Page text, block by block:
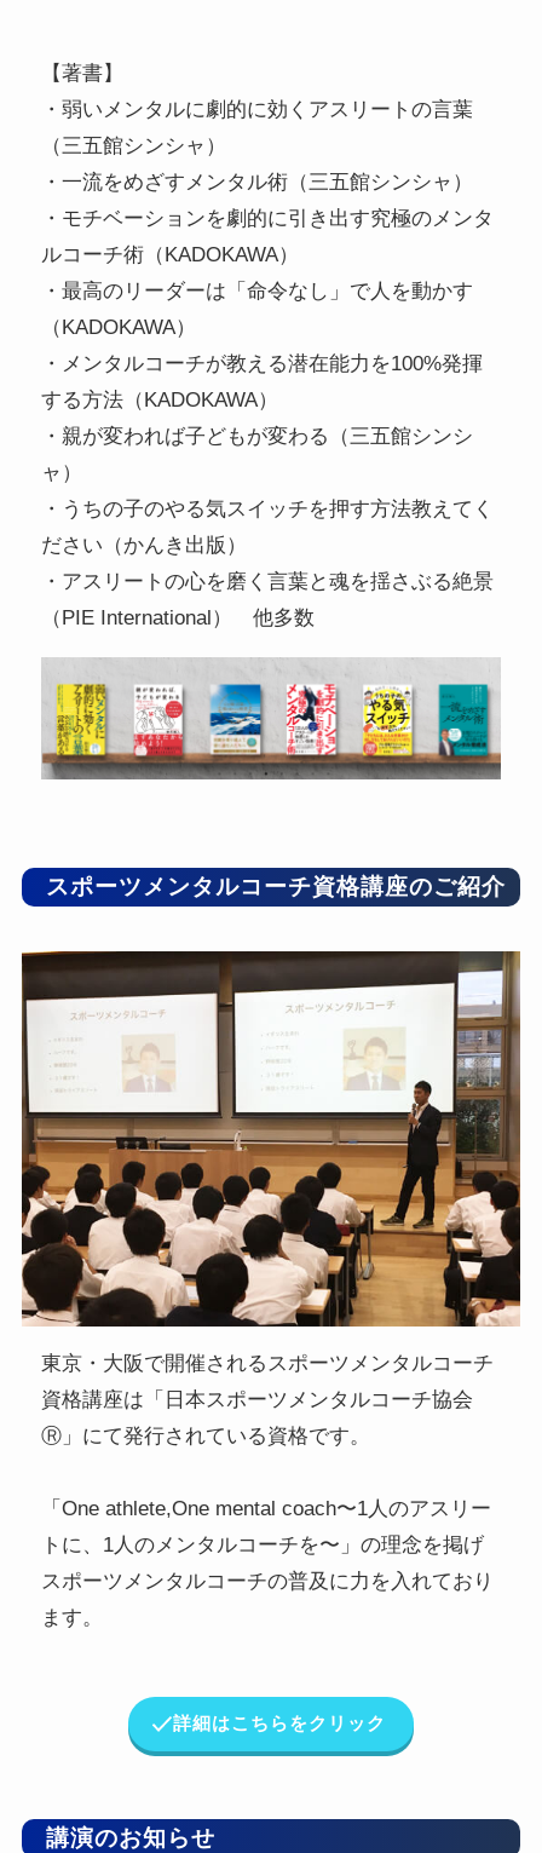
【著書】
・弱いメンタルに劇的に効くアスリートの言葉
（三五館シンシャ）
・一流をめざすメンタル術（三五館シンシャ）
・モチベーションを劇的に引き出す究極のメンタ
ルコーチ術（KADOKAWA）
・最高のリーダーは「命令なし」で人を動かす
（KADOKAWA）
・メンタルコーチが教える潜在能力を100%発揮
する方法（KADOKAWA）
・親が変われば子どもが変わる（三五館シンシ
ャ）
・うちの子のやる気スイッチを押す方法教えてく
ださい（かんき出版）
・アスリートの心を磨く言葉と魂を揺さぶる絶景
（PIE International） 他多数
スポーツメンタルコーチ資格講座のご紹介
東京・大阪で開催されるスポーツメンタルコーチ
資格講座は「日本スポーツメンタルコーチ協会
Ⓡ」にて発行されている資格です。
「One athlete,One mental coach〜1人のアスリー
トに、1人のメンタルコーチを〜」の理念を掲げ
スポーツメンタルコーチの普及に力を入れており
ます。
詳細はこちらをクリック
講演のお知らせ